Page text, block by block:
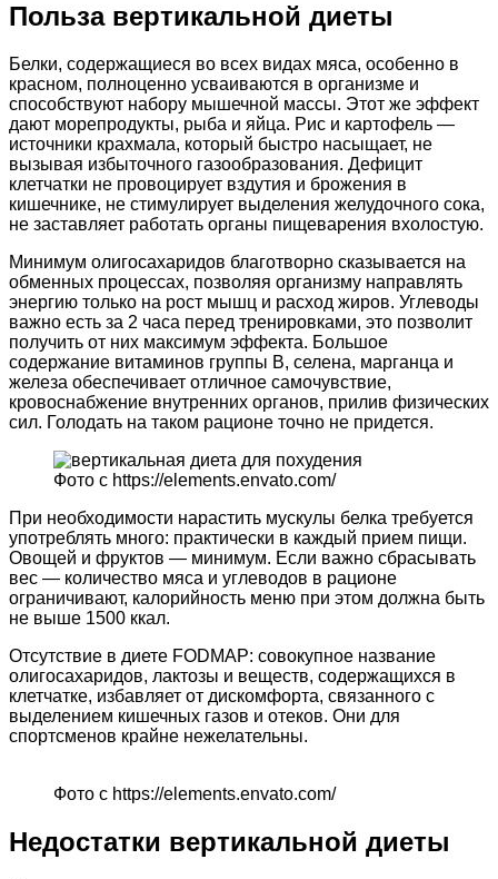
Польза вертикальной диеты
Белки, содержащиеся во всех видах мяса, особенно в
красном, полноценно усваиваются в организме и
способствуют набору мышечной массы. Этот же эффект
дают морепродукты, рыба и яйца. Рис и картофель —
источники крахмала, который быстро насыщает, не
вызывая избыточного газообразования. Дефицит
клетчатки не провоцирует вздутия и брожения в
кишечнике, не стимулирует выделения желудочного сока,
не заставляет работать органы пищеварения вхолостую.
Минимум олигосахаридов благотворно сказывается на
обменных процессах, позволяя организму направлять
энергию только на рост мышц и расход жиров. Углеводы
важно есть за 2 часа перед тренировками, это позволит
получить от них максимум эффекта. Большое
содержание витаминов группы В, селена, марганца и
железа обеспечивает отличное самочувствие,
кровоснабжение внутренних органов, прилив физических
сил. Голодать на таком рационе точно не придется.
Фото с https://elements.envato.com/
При необходимости нарастить мускулы белка требуется
употреблять много: практически в каждый прием пищи.
Овощей и фруктов — минимум. Если важно сбрасывать
вес — количество мяса и углеводов в рационе
ограничивают, калорийность меню при этом должна быть
не выше 1500 ккал.
Отсутствие в диете FODMAP: совокупное название
олигосахаридов, лактозы и веществ, содержащихся в
клетчатке, избавляет от дискомфорта, связанного с
выделением кишечных газов и отеков. Они для
спортсменов крайне нежелательны.
Фото с https://elements.envato.com/
Недостатки вертикальной диеты